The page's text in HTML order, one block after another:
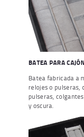
BATEA PARA
Batea fabricada a
relojes o pulseras,
pulseras,
y oscura.